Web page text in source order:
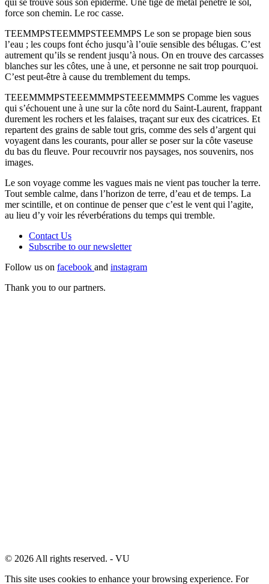
force son chemin. Le roc casse.
TEEMMPSTEEMMPSTEEMMPS Le son se propage bien sous
l’eau ; les coups font écho jusqu’à l’ouïe sensible des bélugas. C’est
autrement qu’ils se rendent jusqu’à nous. On en trouve des carcasses
blanches sur les côtes, une à une, et personne ne sait trop pourquoi.
C’est peut-être à cause du tremblement du temps.
TEEEMMMPSTEEEMMMPSTEEEMMMPS Comme les vagues
qui s’échouent une à une sur la côte nord du Saint-Laurent, frappant
durement les rochers et les falaises, traçant sur eux des cicatrices. Et
repartent des grains de sable tout gris, comme des sels d’argent qui
voyagent dans les courants, pour aller se poser sur la côte vaseuse
du bas du fleuve. Pour recouvrir nos paysages, nos souvenirs, nos
images.
Le son voyage comme les vagues mais ne vient pas toucher la terre.
Tout semble calme, dans l’horizon de terre, d’eau et de temps. La
mer scintille, et on continue de penser que c’est le vent qui l’agite,
au lieu d’y voir les réverbérations du temps qui tremble.
Contact Us
Subscribe to ournewsletter
Follow us on facebook and instagram
Thank you to our partners.
© 2026 All rights reserved. - VU
This site uses cookies to enhance your browsing experience. For